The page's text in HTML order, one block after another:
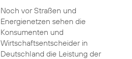
Noch vor Straßen und
Energienetzen sehen die
Konsumenten und
Wirtschaftsentscheider in
Deutschland die Leistung der